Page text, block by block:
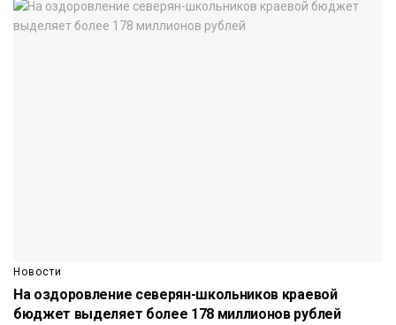
Новости
На оздоровление северян-школьников краевой
бюджет выделяет более 178 миллионов рублей